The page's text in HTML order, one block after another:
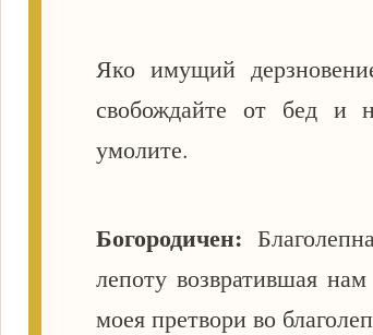
Яко имущий
свобождайте от бед и
умолите.
Богородичен:
лепоту возвратившая
моея претвори во